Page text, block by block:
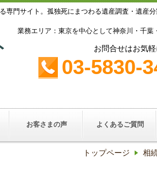
門サイト。孤独死にまつわる遺産調査・遺産
業務エリア：東京を中心として神奈川・千葉
お問合せはお気
03-5830-
お客さまの声 よくあるご質問
トップページ 相